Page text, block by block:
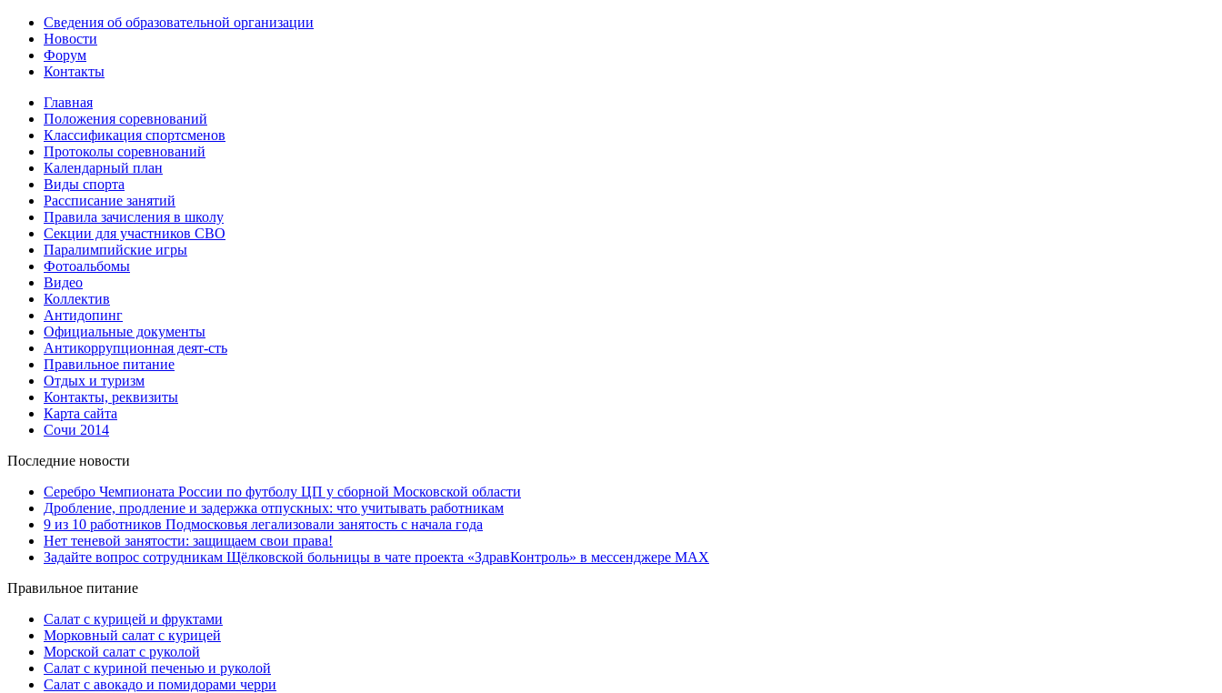
Сведения об образовательной организации
Новости
Форум
Контакты
Главная
Положения соревнований
Классификация спортсменов
Протоколы соревнований
Календарный план
Виды спорта
Рассписание занятий
Правила зачисления в школу
Секции для участников СВО
Паралимпийские игры
Фотоальбомы
Видео
Коллектив
Антидопинг
Официальные документы
Антикоррупционная деят-сть
Правильное питание
Отдых и туризм
Контакты, реквизиты
Карта сайта
Сочи 2014
Последние новости
Серебро Чемпионата России по футболу ЦП у сборной Московской области
Дробление, продление и задержка отпускных: что учитывать работникам
9 из 10 работников Подмосковья легализовали занятость с начала года
Нет теневой занятости: защищаем свои права!
Задайте вопрос сотрудникам Щёлковской больницы в чате проекта «ЗдравКонтроль» в мессенджере МАХ
Правильное питание
Салат с курицей и фруктами
Морковный салат с курицей
Морской салат с руколой
Салат с куриной печенью и руколой
Салат с авокадо и помидорами черри